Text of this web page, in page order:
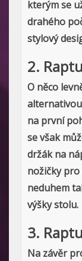
kterým se
drahého
stylový
2.
O něco
na první
se však
držák na
nožičky pro
neduhem
výšky stolu.
3.
Na závěr